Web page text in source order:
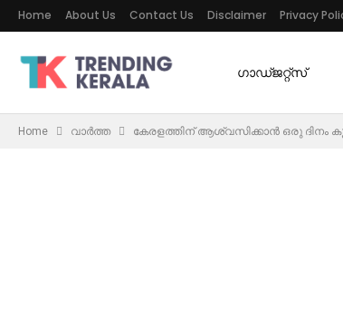
Home About Us Contact Us Disclaimer Privacy
ഗാഡ്ജറ്റ്സ്
Home വാർത്ത കേരളത്തിന് ആശ്വസിക്കാൻ ഒരു ദിനം